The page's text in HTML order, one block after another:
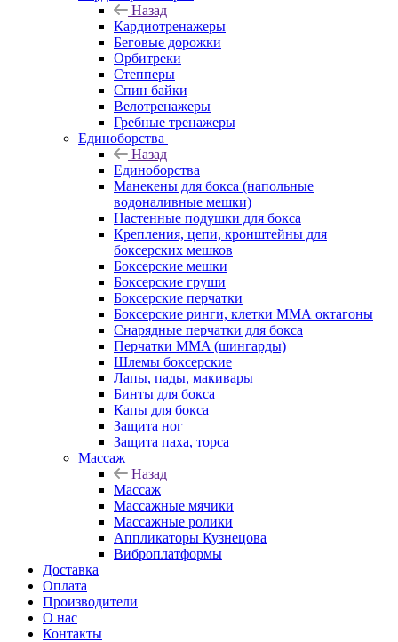
Назад
Кардиотренажеры
Беговые дорожки
Орбитреки
Степперы
Спин байки
Велотренажеры
Гребные тренажеры
Единоборства
Назад
Единоборства
Манекены для бокса (напольные
водоналивные мешки)
Настенные подушки для бокса
Крепления, цепи, кронштейны для
боксерских мешков
Боксерские мешки
Боксерские груши
Боксерские перчатки
Боксерские ринги, клетки ММА октагоны
Снарядные перчатки для бокса
Перчатки MMA (шингарды)
Шлемы боксерские
Лапы, пады, макивары
Бинты для бокса
Капы для бокса
Защита ног
Защита паха, торса
Массаж
Назад
Массаж
Массажные мячики
Массажные ролики
Аппликаторы Кузнецова
Виброплатформы
Доставка
Оплата
Производители
О нас
Контакты